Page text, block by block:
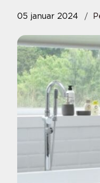
05 januar 2024